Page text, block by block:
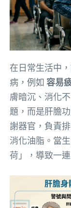
在日常生活中
病，例如 容易
膚暗沉、消化
題，而是肝膽
謝器官，負責
消化油脂。當
荷」，導致一